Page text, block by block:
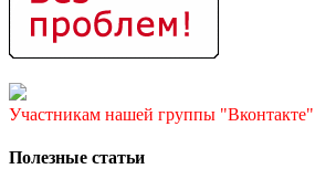
Участникам нашей группы "Вконтакте"
Полезные статьи